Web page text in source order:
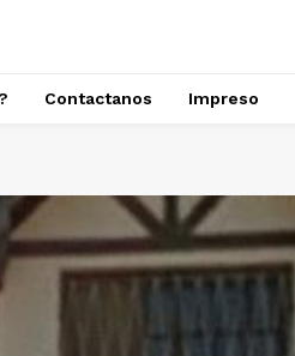
Contactanos Impreso